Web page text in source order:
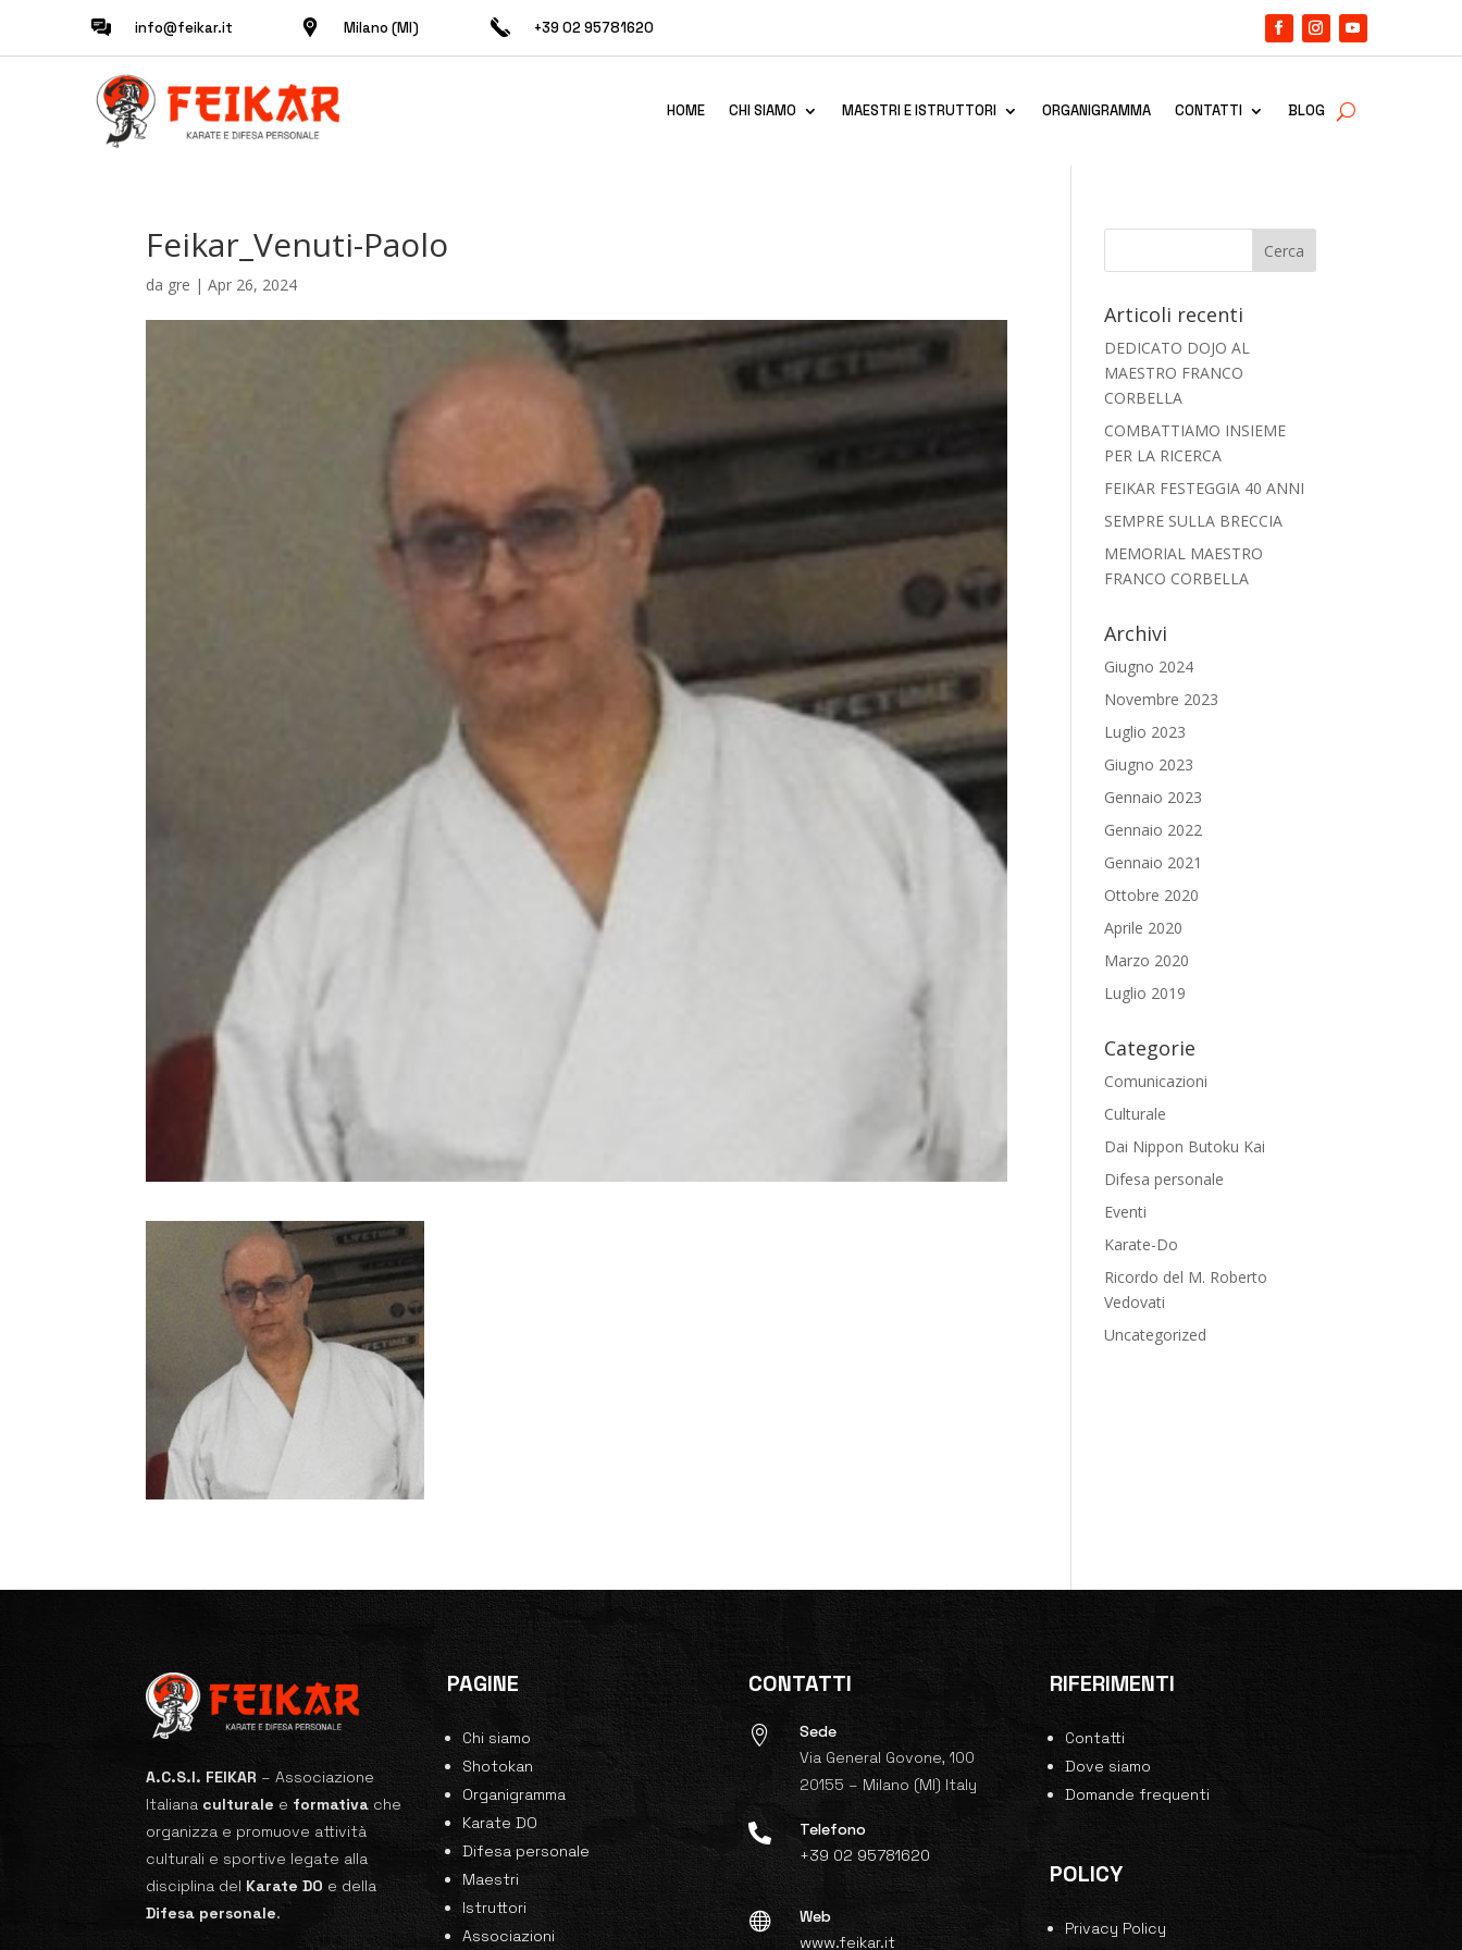
info@feikar.it Milano (MI) +39 02 95781620
HOME CHI SIAMO MAESTRI E ISTRUTTORI ORGANIGRAMMA CONTATTI BLOG
Feikar_Venuti-Paolo
da gre |Apr 26, 2024
Articoli recenti
DEDICATO DOJO AL
MAESTRO FRANCO
CORBELLA
COMBATTIAMO INSIEME
PER LA RICERCA
FEIKAR FESTEGGIA 40 ANNI
SEMPRE SULLA BRECCIA
MEMORIAL MAESTRO
FRANCO CORBELLA
Archivi
Giugno 2024
Novembre 2023
Luglio 2023
Giugno 2023
Gennaio 2023
Gennaio 2022
Gennaio 2021
Ottobre 2020
Aprile 2020
Marzo 2020
Luglio 2019
Categorie
Comunicazioni
Culturale
Dai Nippon Butoku Kai
Difesa personale
Eventi
Karate-Do
Ricordo del M. Roberto
Vedovati
Uncategorized
A.C.S.I. FEIKAR –Associazione
Italiana culturale eformativache
organizza e promuove attività
culturali e sportive legate alla
disciplina del Karate DO e della
Difesa personale.
PAGINE
Chi siamo
Shotokan
Organigramma
Karate DO
Difesa personale
Maestri
Istruttori
Associazioni
CONTATTI

Sede
Via General Govone, 100
20155 – Milano (MI) Italy

Telefono
+39 02 95781620

Web
www.feikar.it
RIFERIMENTI
Contatti
Dove siamo
Domande frequenti
POLICY
Privacy Policy